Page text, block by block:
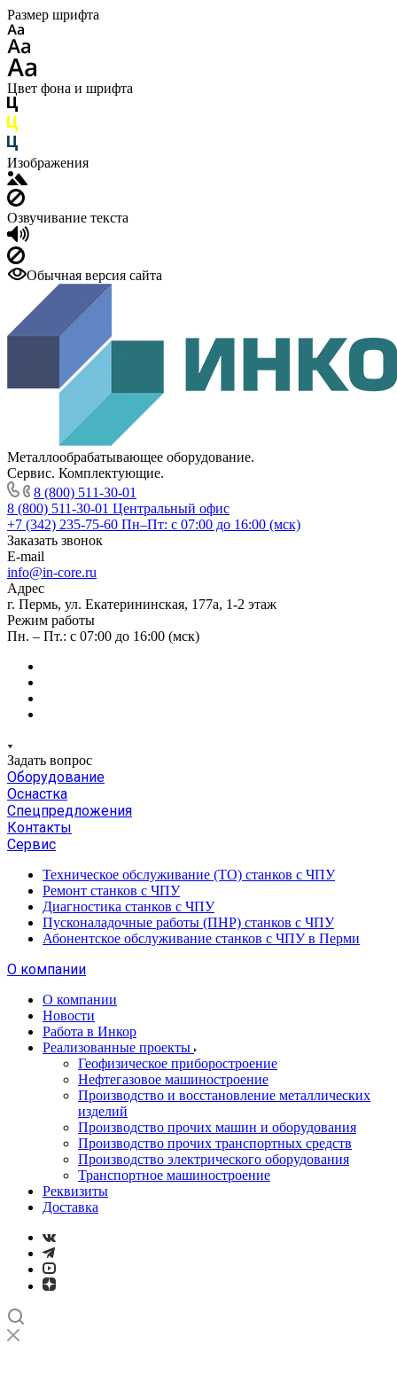
Размер шрифта
Цвет фона и шрифта
Изображения
Озвучивание текста
Обычная версия сайта
Металлообрабатывающее оборудование.
Сервис. Комплектующие.
8 (800) 511-30-01
8 (800) 511-30-01 Центральный офис
+7 (342) 235-75-60 Пн–Пт: с 07:00 до 16:00 (мск)
Заказать звонок
E-mail
info@in-core.ru
Адрес
г. Пермь, ул. ​Екатерининская, 177а, ​1-2 этаж
Режим работы
Пн. – Пт.: с 07:00 до 16:00 (мск)
Задать вопрос
Оборудование
Оснастка
Спецпредложения
Контакты
Сервис
Техническое обслуживание (ТО) станков с ЧПУ
Ремонт станков с ЧПУ
Диагностика станков с ЧПУ
Пусконаладочные работы (ПНР) станков с ЧПУ
Абонентское обслуживание станков с ЧПУ в Перми
О компании
О компании
Новости
Работа в Инкор
Реализованные проекты
Геофизическое приборостроение
Нефтегазовое машиностроение
Производство и восстановление металлических
изделий
Производство прочих машин и оборудования
Производство прочих транспортных средств
Производство электрического оборудования
Транспортное машиностроение
Реквизиты
Доставка